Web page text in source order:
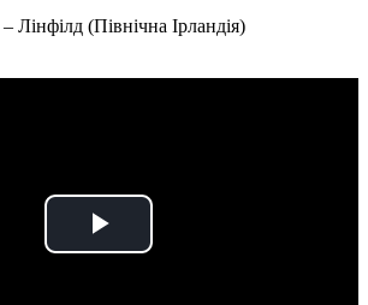
Лінфілд (Північна Ірландія)
Play